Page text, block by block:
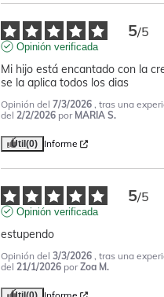
5/5
Opinión verificada
Mi hijo está encantado con la
se la aplica todos los dias
Opinión del 7/3/2026 , tras una
del 2/2/2026 por MARIA S.
Útil (0) Informe
5/5
Opinión verificada
estupendo
Opinión del 3/3/2026 , tras una
del 21/1/2026 porZoa M.